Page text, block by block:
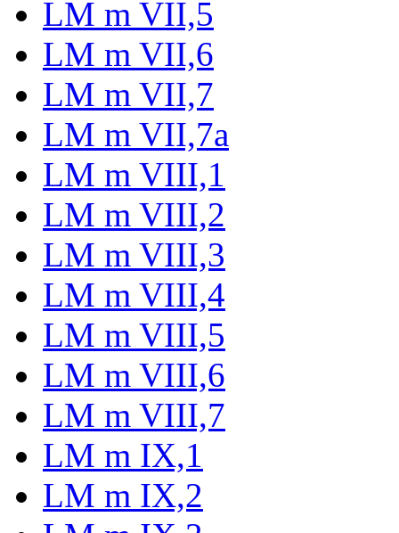
LM m VII,5
LM m VII,6
LM m VII,7
LM m VII,7a
LM m VIII,1
LM m VIII,2
LM m VIII,3
LM m VIII,4
LM m VIII,5
LM m VIII,6
LM m VIII,7
LM m IX,1
LM m IX,2